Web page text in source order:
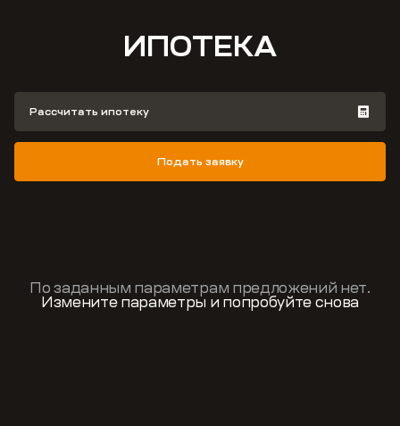
ИПОТЕКА
Подать заявку
Рассчитать ипотеку
По заданным параметрам предложений нет.
Измените параметры и попробуйте снова